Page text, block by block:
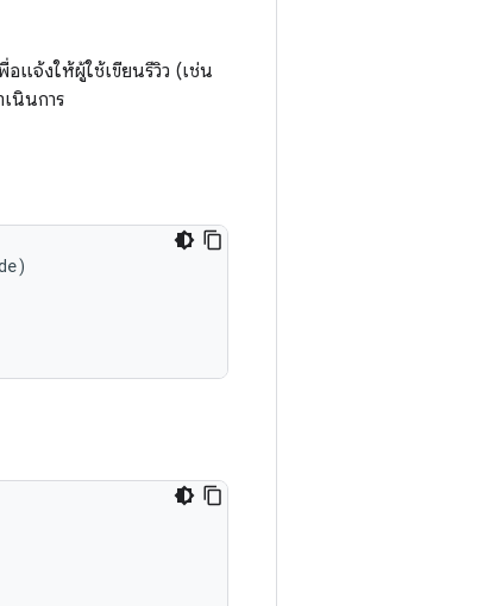
แจ้งให้ผู้ใช้เขียนรีวิว (เช่น
นินการ
)